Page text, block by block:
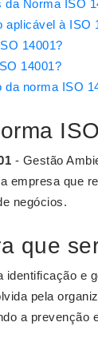
Norma ISO
aplicável à ISO
14001?
14001?
norma ISO
- Gestão
empresa que
negócios.
que
identificação e
pela
a prevenção